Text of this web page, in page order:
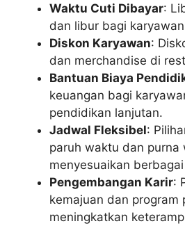
Waktu Cuti Dibayar:
dan libur bagi
Diskon Karyawan:
dan merchandise di
Bantuan Biaya
keuangan bagi
pendidikan lanjutan.
Jadwal Fleksibel:
paruh waktu dan purna
menyesuaikan
Pengembangan Karir:
kemajuan dan program
meningkatkan